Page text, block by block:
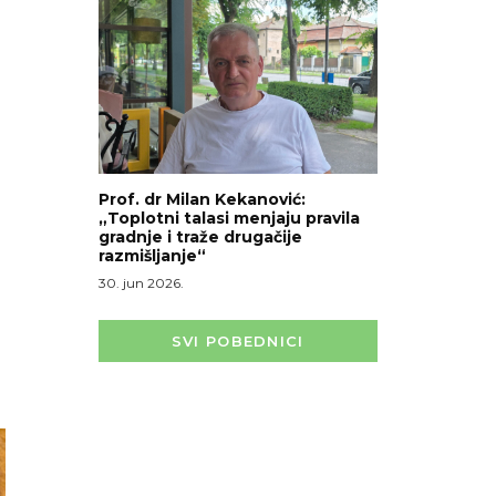
Prof. dr Milan Kekanović:
„Toplotni talasi menjaju pravila
gradnje i traže drugačije
razmišljanje“
30. jun 2026.
SVI POBEDNICI